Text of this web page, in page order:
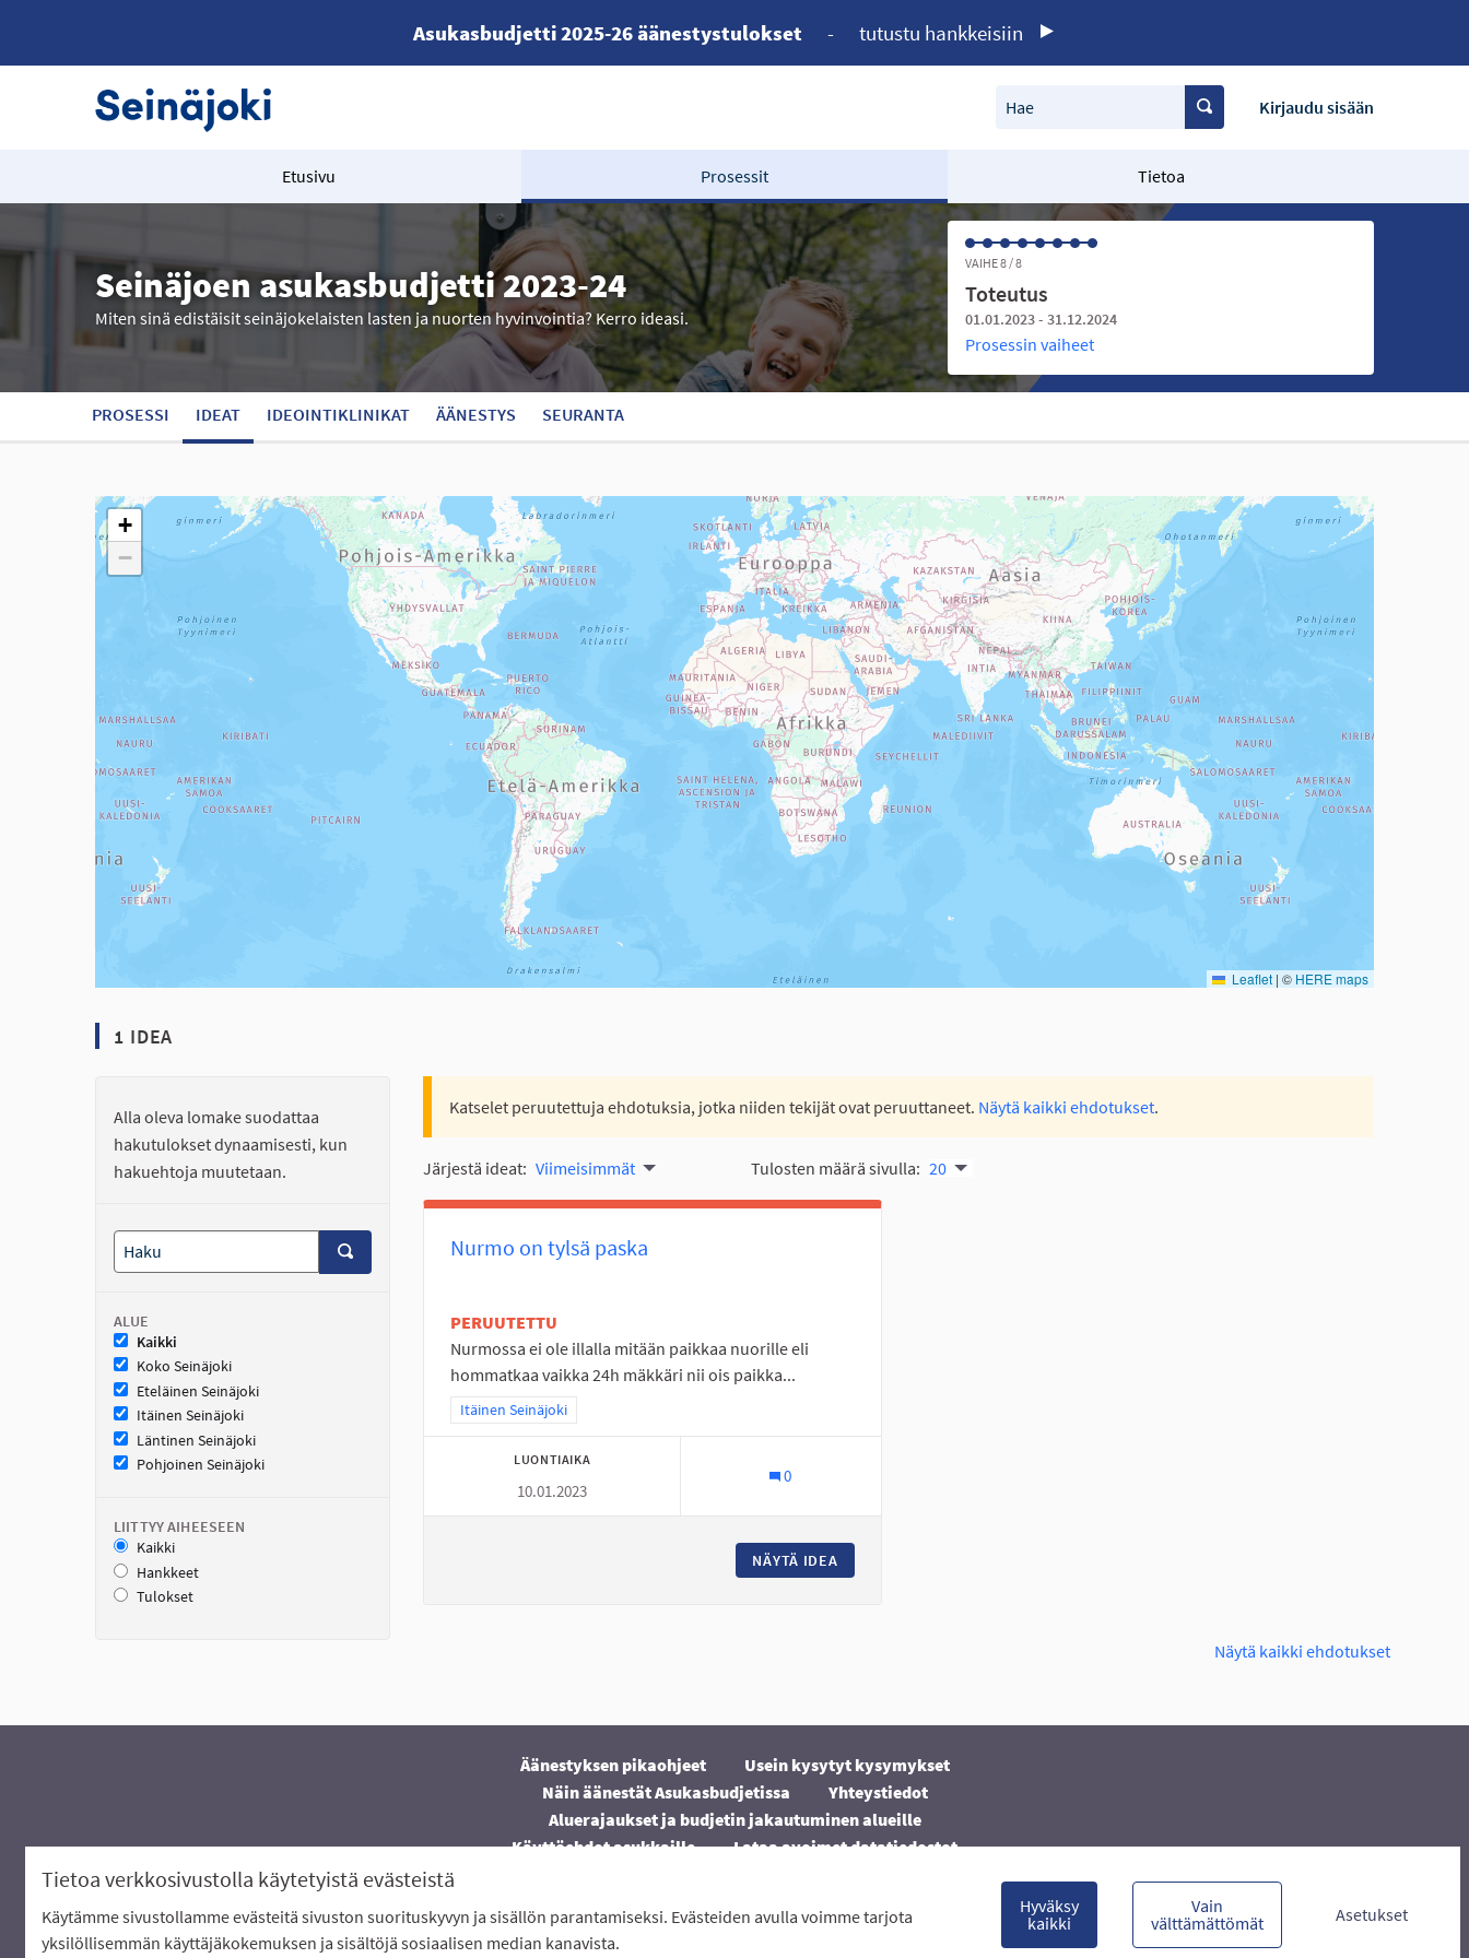
Tietoa verkkosivustolla käytetyistä evästeistä
Käytämme sivustollamme evästeitä sivuston suorituskyvyn ja sisällön parantamiseksi. Evästeiden avulla voimme tarjota
yksilöllisemmän käyttäjäkokemuksen ja sisältöjä sosiaalisen median kanavista.
Hyväksy
kaikki
Vain
välttämättömät
Asetukset
Asukasbudjetti 2025-26 äänestystulokset - tutustu hankkeisiin
Hae Kirjaudu sisään
Etusivu Prosessit Tietoa
Seinäjoen asukasbudjetti 2023-24
Miten sinä edistäisit seinäjokelaisten lasten ja nuorten hyvinvointia? Kerro ideasi.
VAIHE 8 / 8
Toteutus
01.01.2023 - 31.12.2024
Prosessin vaiheet
PROSESSI IDEAT IDEOINTIKLINIKAT ÄÄNESTYS SEURANTA
Seuraavassa elementissä on kartta, joka esittää tämän sivun tietueet karttapisteinä. Elementtiä voi käyttää ruudunlukijalla, mutta se voi olla vaikeaselkoinen.
+
−
Leaflet | © HERE maps
1 IDEA
Alla oleva lomake suodattaa
hakutulokset dynaamisesti, kun
hakuehtoja muutetaan.
ALUE
Kaikki
Koko Seinäjoki
Eteläinen Seinäjoki
Itäinen Seinäjoki
Läntinen Seinäjoki
Pohjoinen Seinäjoki
LIITTYY AIHEESEEN
Kaikki
Hankkeet
Tulokset
Katselet peruutettuja ehdotuksia, jotka niiden tekijät ovat peruuttaneet. Näytä kaikki ehdotukset.
Järjestä ideat: Viimeisimmät Tulosten määrä sivulla: 20
Nurmo on tylsä paska
PERUUTETTU
Nurmossa ei ole illalla mitään paikkaa nuorille eli
hommatkaa vaikka 24h mäkkäri nii ois paikka...
Rajaa tulokset teeman mukaan: Itäinen Seinäjoki
Itäinen Seinäjoki
LUONTIAIKA
10.01.2023
0
NÄYTÄ IDEA
Näytä kaikki ehdotukset
Äänestyksen pikaohjeet
Usein kysytyt kysymykset
Näin äänestät Asukasbudjetissa
Yhteystiedot
Aluerajaukset ja budjetin jakautuminen alueille
Käyttöehdot asukkaille
Lataa avoimet datatiedostot
Verkkosivusto luotuvapaan ohjelmiston
avulla.